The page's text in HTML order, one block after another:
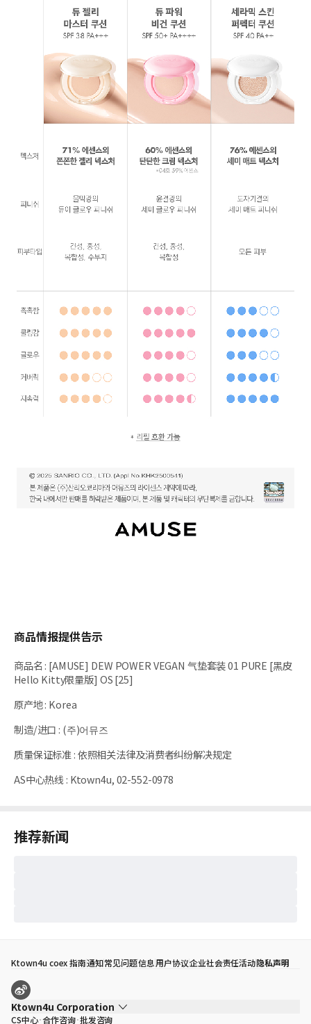
商品情报提供告示
商品名: [AMUSE] DEW POWER VEGAN 气垫套装 01 PURE [黑皮
Hello Kitty限量版] OS [25]
原产地: Korea
制造/进口 : (주)어뮤즈
质量保证标准 :依照相关法律及消费者纠纷解决规定
AS中心热线 : Ktown4u, 02-552-0978
推荐新闻
Ktown4u coex 指南通知常见问题信息用户协议企业社会责任活动隐私声明
Ktown4u Corporation
CS中心 合作咨询 批发咨询